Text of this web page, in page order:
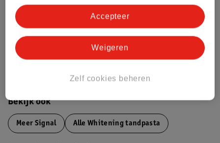
Dit product heeft (nog) geen Nature
Impact Score.
Bekijk ook
Meer Signal Alle Whitening tandpasta
Zelf cookies beheren
Weigeren
Accepteer